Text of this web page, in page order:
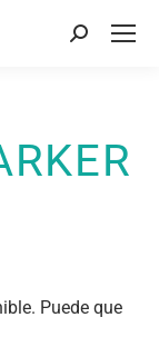
Buscar:
Puede que